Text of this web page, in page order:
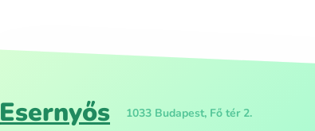
Esernyős 1033 Budapest, Fő tér 2.